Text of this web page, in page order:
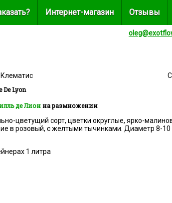
Интернет-магазин Отзывы
Клематис
De Lyon
де Лионна размножении
цветущий сорт, цветки округлые, ярко-
в розовый, с желтыми тычинками. Диаметр 8-10
1 литра